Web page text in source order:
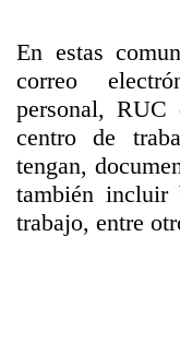
En estas
correo
personal, RUC
centro de
tengan,
también incluir
trabajo, entre